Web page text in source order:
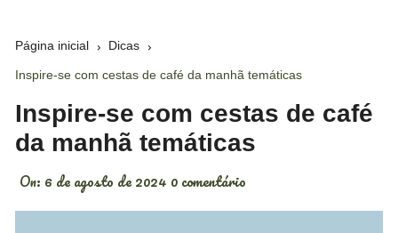
Página inicial Dicas
Inspire-se com cestas de café da manhã temáticas
Inspire-se com cestas de café
da manhã temáticas
On: 6 de agosto de 2024 0 comentário